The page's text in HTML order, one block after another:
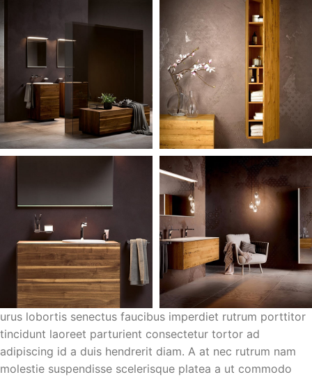
urus lobortis senectus faucibus imperdiet rutrum porttitor
tincidunt laoreet parturient consectetur tortor ad
adipiscing id a duis hendrerit diam. A at nec rutrum nam
molestie suspendisse scelerisque platea a ut commodo